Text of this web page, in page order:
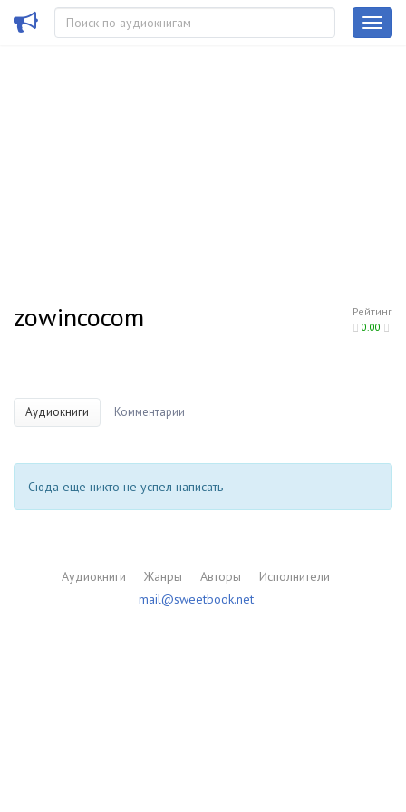
Рейтинг
0.00
zowincocom
Аудиокниги Комментарии
Сюда еще никто не успел написать
Аудиокниги Жанры Авторы
Исполнители
mail@sweetbook.net